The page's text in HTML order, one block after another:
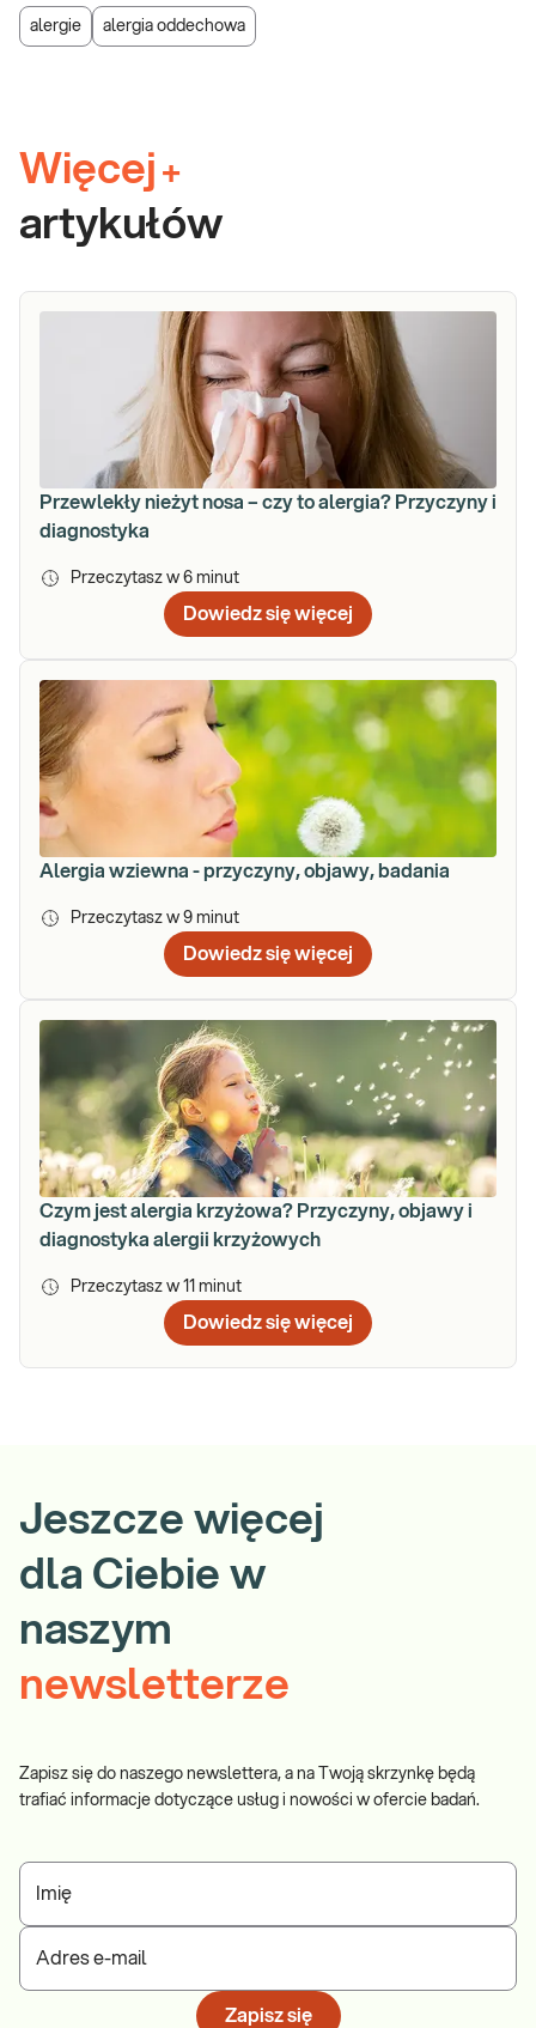
alergie alergia oddechowa
Więcej +
artykułów
Przewlekły nieżyt nosa – czy to alergia? Przyczyny i
diagnostyka
Przeczytasz w 6 minut
Dowiedz się więcej
Alergia wziewna - przyczyny, objawy, badania
Przeczytasz w 9 minut
Dowiedz się więcej
Czym jest alergia krzyżowa? Przyczyny, objawy i
diagnostyka alergii krzyżowych
Przeczytasz w 11 minut
Dowiedz się więcej
Jeszcze więcej
dla Ciebie w
naszym
newsletterze
Zapisz się do naszego newslettera, a na Twoją skrzynkę będą
trafiać informacje dotyczące usług i nowości w ofercie badań.
Imię
Adres e-mail
Zapisz się